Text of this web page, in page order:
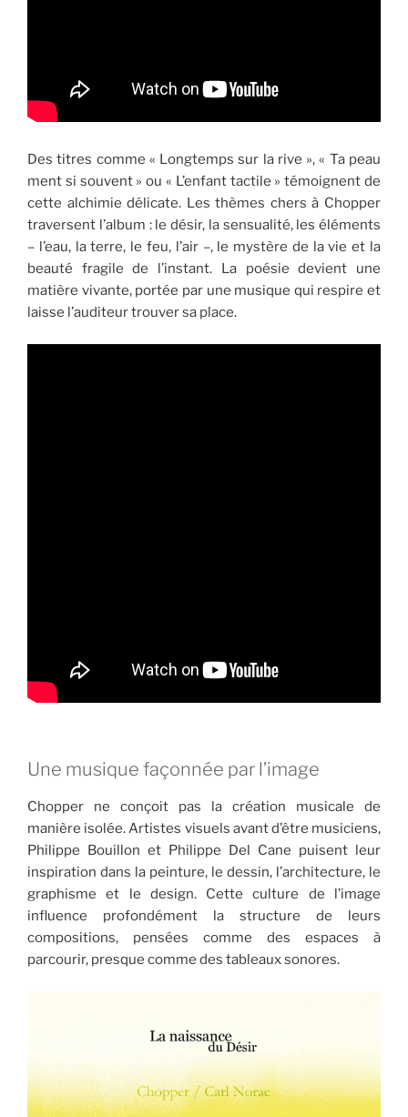
Des titres comme « Longtemps sur la rive », « Ta peau
ment si souvent » ou « L’enfant tactile » témoignent de
cette alchimie délicate. Les thèmes chers à Chopper
traversent l’album : le désir, la sensualité, les éléments
– l’eau, la terre, le feu, l’air –, le mystère de la vie et la
beauté fragile de l’instant. La poésie devient une
matière vivante, portée par une musique qui respire et
laisse l’auditeur trouver sa place.
Une musique façonnée par l’image
Chopper ne conçoit pas la création musicale de
manière isolée. Artistes visuels avant d’être musiciens,
Philippe Bouillon et Philippe Del Cane puisent leur
inspiration dans la peinture, le dessin, l’architecture, le
graphisme et le design. Cette culture de l’image
influence profondément la structure de leurs
compositions, pensées comme des espaces à
parcourir, presque comme des tableaux sonores.